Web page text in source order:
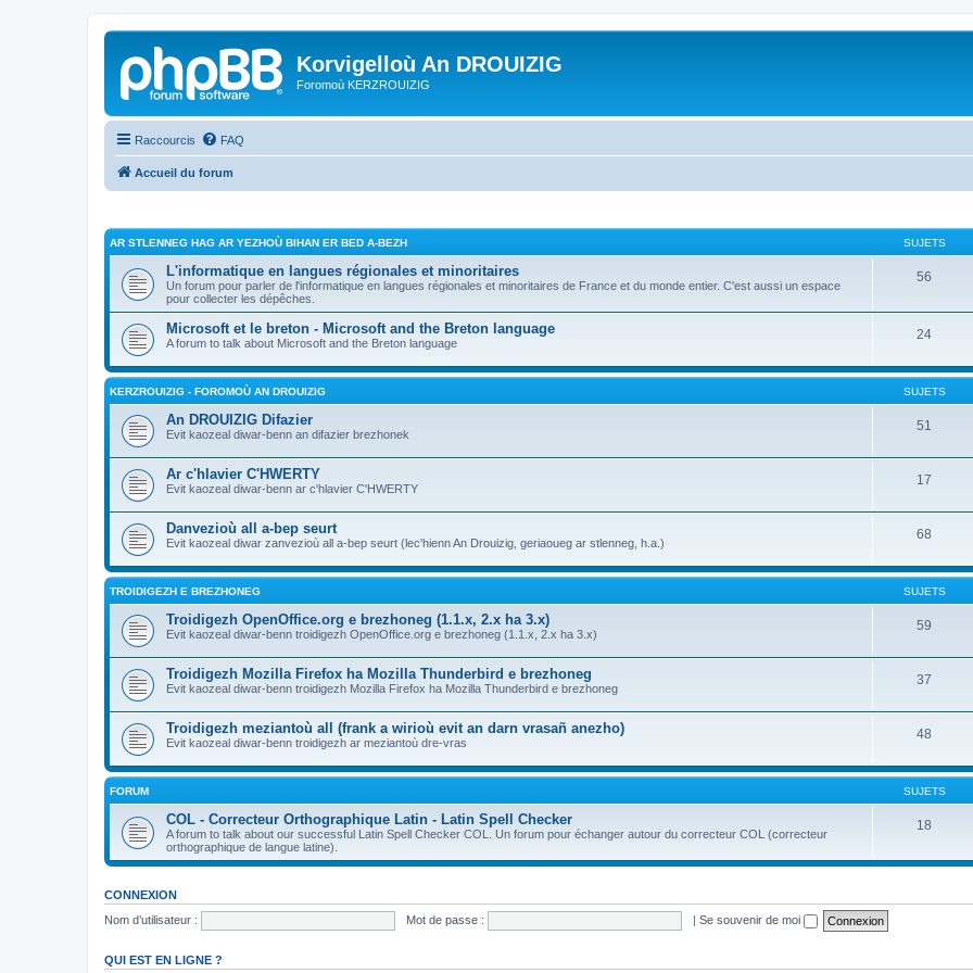
Korvigelloù An DROUIZIG
Foromoù KERZROUIZIG
Raccourcis FAQ
Accueil du forum
AR STLENNEG HAG AR YEZHOÙ BIHAN ER BED A-BEZH SUJETS
L'informatique en langues régionales et minoritaires
Un forum pour parler de l'informatique en langues régionales et minoritaires de France et du monde entier. C'est aussi un espace
pour collecter les dépêches.
56
Microsoft et le breton - Microsoft and the Breton language
A forum to talk about Microsoft and the Breton language
24
KERZROUIZIG - FOROMOÙ AN DROUIZIG SUJETS
An DROUIZIG Difazier
Evit kaozeal diwar-benn an difazier brezhonek
51
Ar c'hlavier C'HWERTY
Evit kaozeal diwar-benn ar c'hlavier C'HWERTY
17
Danvezioù all a-bep seurt
Evit kaozeal diwar zanvezioù all a-bep seurt (lec'hienn An Drouizig, geriaoueg ar stlenneg, h.a.)
68
TROIDIGEZH E BREZHONEG SUJETS
Troidigezh OpenOffice.org e brezhoneg (1.1.x, 2.x ha 3.x)
Evit kaozeal diwar-benn troidigezh OpenOffice.org e brezhoneg (1.1.x, 2.x ha 3.x)
59
Troidigezh Mozilla Firefox ha Mozilla Thunderbird e brezhoneg
Evit kaozeal diwar-benn troidigezh Mozilla Firefox ha Mozilla Thunderbird e brezhoneg
37
Troidigezh meziantoù all (frank a wirioù evit an darn vrasañ anezho)
Evit kaozeal diwar-benn troidigezh ar meziantoù dre-vras
48
FORUM SUJETS
COL - Correcteur Orthographique Latin - Latin Spell Checker
A forum to talk about our successful Latin Spell Checker COL. Un forum pour échanger autour du correcteur COL (correcteur
orthographique de langue latine).
18
CONNEXION
Nom d’utilisateur :
Mot de passe : | Se souvenir de moi
QUI EST EN LIGNE ?